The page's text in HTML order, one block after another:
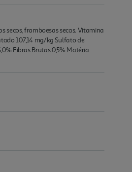
secos, framboesas secas. Vitamina
107,14 mg/kg Sulfato de
Fibras Brutas 0,5% Matéria